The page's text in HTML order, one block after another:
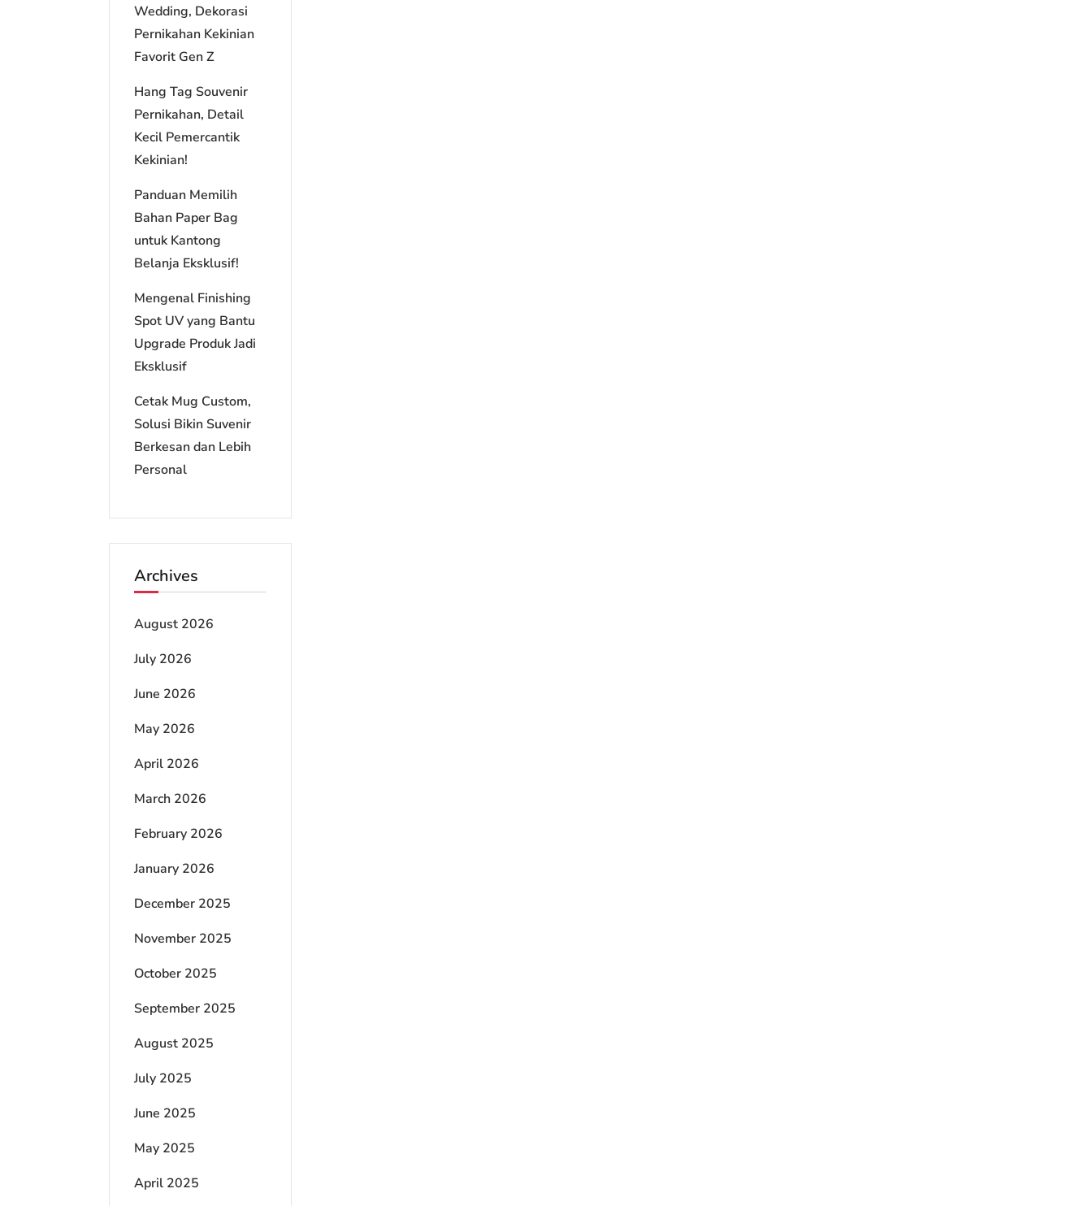
Wedding, Dekorasi
Pernikahan Kekinian
Favorit Gen Z
Hang Tag Souvenir
Pernikahan, Detail
Kecil Pemercantik
Kekinian!
Panduan Memilih
Bahan Paper Bag
untuk Kantong
Belanja Eksklusif!
Mengenal Finishing
Spot UV yang Bantu
Upgrade Produk Jadi
Eksklusif
Cetak Mug Custom,
Solusi Bikin Suvenir
Berkesan dan Lebih
Personal
Archives
August 2026
July 2026
June 2026
May 2026
April 2026
March 2026
February 2026
January 2026
December 2025
November 2025
October 2025
September 2025
August 2025
July 2025
June 2025
May 2025
April 2025